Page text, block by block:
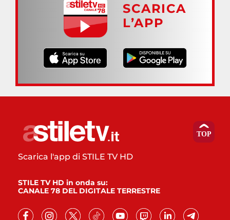
SCARICA
L’APP
Scarica l'app di STILE TV HD
STILE TV HD in onda su:
CANALE 78 DEL DIGITALE TERRESTRE